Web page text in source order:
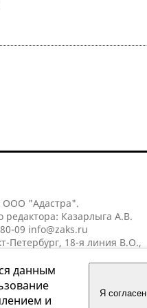
ООО "Адастра".
редактора: Казарлыга А.В.
09 info@zaks.ru
Петербург, 18-я линия В.О.,
данным
и
Я согласен